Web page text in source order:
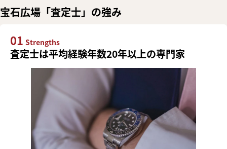
宝石広場「査定士」の強み
01 Strengths
査定士は平均経験年数20年以上の専門家